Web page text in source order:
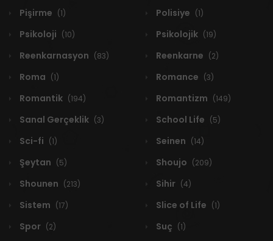
Pişirme (1) Polisiye (1)
Psikoloji (10) Psikolojik (19)
Reenkarnasyon (83) Reenkarne (2)
Roma (1) Romance (3)
Romantik (194) Romantizm (149)
Sanal Gerçeklik (3) School Life (5)
Sci-fi (1) Seinen (14)
Şeytan (5) Shoujo (209)
Shounen (213) Sihir (4)
Sistem (17) Slice of Life (1)
Spor (2) Suç (1)